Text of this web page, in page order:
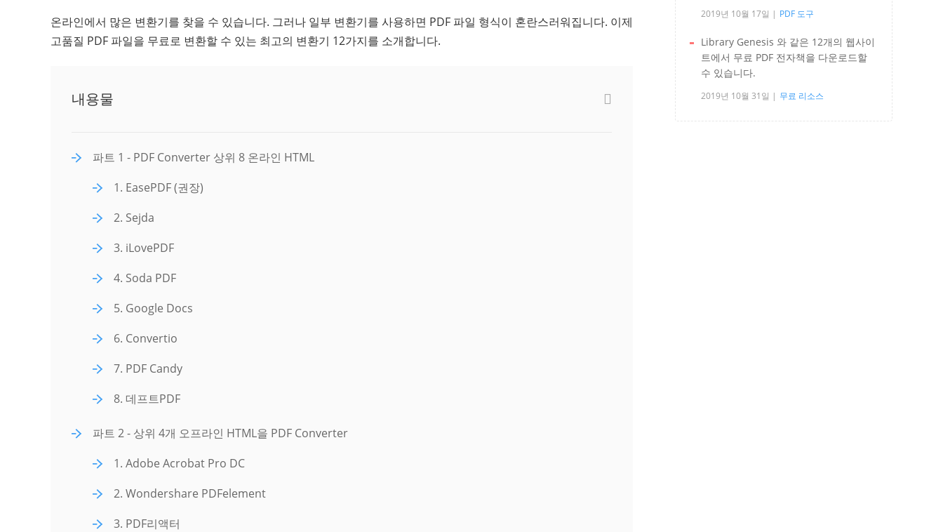
온라인에서 많은 변환기를 찾을 수 있습니다. 그러나 일부 변환기를 사용하면 PDF 파일 형식이 혼란스러워집니다. 이제
고품질 PDF 파일을 무료로 변환할 수 있는 최고의 변환기 12가지를 소개합니다.
내용물
파트 1 - PDF Converter 상위 8 온라인 HTML
1. EasePDF (권장)
2. Sejda
3. iLovePDF
4. Soda PDF
5. Google Docs
6. Convertio
7. PDF Candy
8. 데프트PDF
파트 2 - 상위 4개 오프라인 HTML을 PDF Converter
1. Adobe Acrobat Pro DC
2. Wondershare PDFelement
3. PDF리액터
2019년 10월 17일 PDF 도구
Library Genesis 와 같은 12개의 웹사이
트에서 무료 PDF 전자책을 다운로드할
수 있습니다.
2019년 10월 31일 무료 리소스